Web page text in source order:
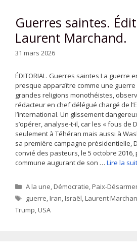
Guerres saintes.
Laurent Marchand.
31 mars 2026
ÉDITORIAL. Guerres saintes La guerre
presque apparaître comme une
grandes religions monothéistes,
rédacteur en chef délégué chargé de
l’international. Un glissement
s’opérer, analyse-t-il, car les « fous de
seulement à Téhéran mais aussi à
sa première campagne présidentielle,
convié des pasteurs, le 5 octobre
commune augurant de son … Lire la
Catégories
A la une,Démocratie,Paix-
Étiquettes
guerre,Iran,Israël,Laurent
Trump,USA